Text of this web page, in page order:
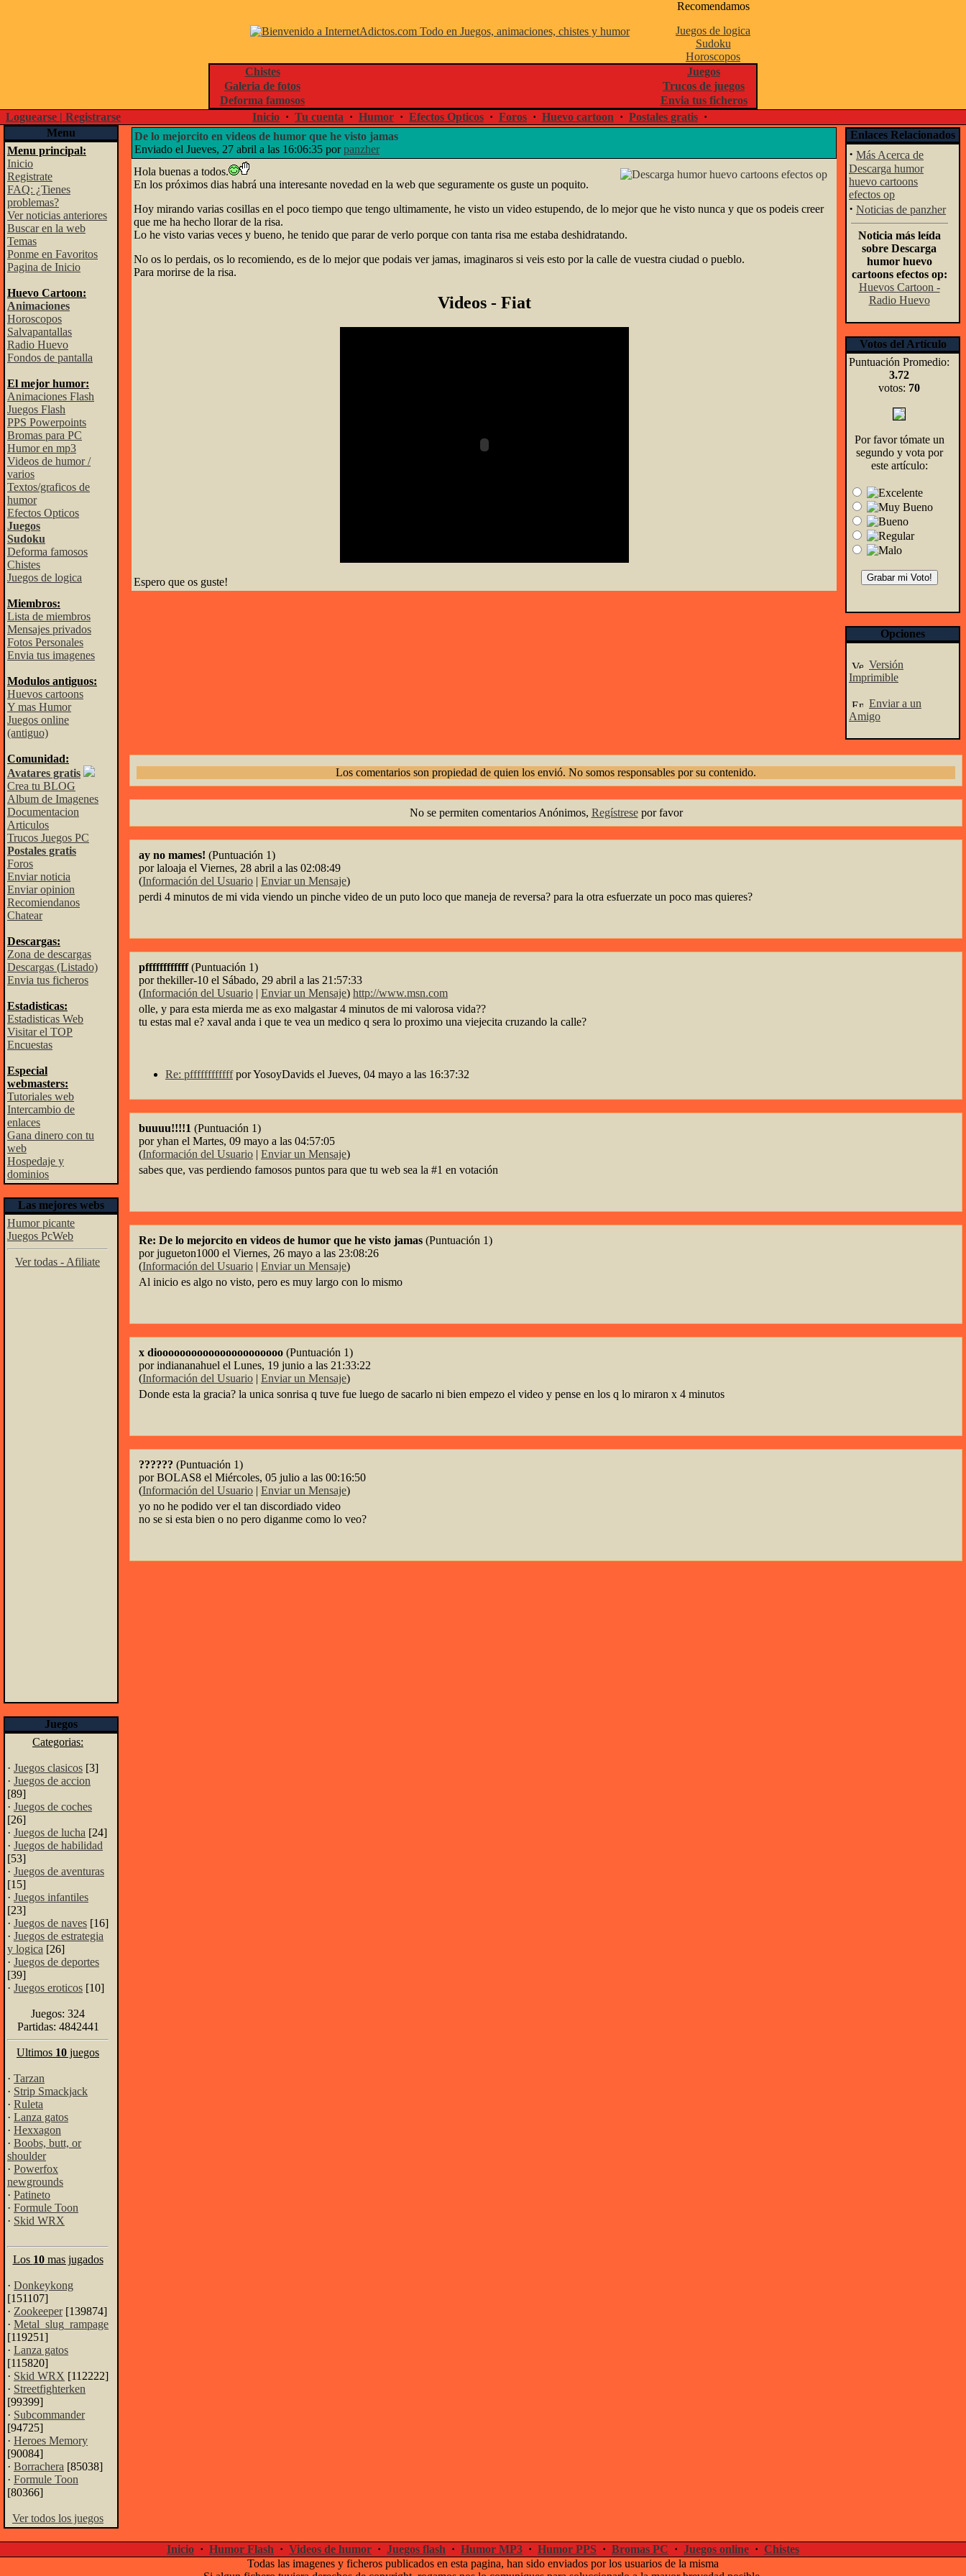
Recomendamos
Juegos de logica
Sudoku
Horoscopos
Chistes
Juegos
Galeria de fotos
Trucos de juegos
Deforma famosos
Envia tus ficheros
Loguearse | Registrarse
Inicio · Tu cuenta · Humor · Efectos Opticos · Foros · Huevo cartoon · Postales gratis ·
Menu
Menu principal:
Inicio
Registrate
FAQ: ¿Tienes
problemas?
Ver noticias anteriores
Buscar en la web
Temas
Ponme en Favoritos
Pagina de Inicio
Huevo Cartoon:
Animaciones
Horoscopos
Salvapantallas
Radio Huevo
Fondos de pantalla
El mejor humor:
Animaciones Flash
Juegos Flash
PPS Powerpoints
Bromas para PC
Humor en mp3
Videos de humor /
varios
Textos/graficos de
humor
Efectos Opticos
Juegos
Sudoku
Deforma famosos
Chistes
Juegos de logica
Miembros:
Lista de miembros
Mensajes privados
Fotos Personales
Envia tus imagenes
Modulos antiguos:
Huevos cartoons
Y mas Humor
Juegos online
(antiguo)
Comunidad:
Avatares gratis
Crea tu BLOG
Album de Imagenes
Documentacion
Articulos
Trucos Juegos PC
Postales gratis
Foros
Enviar noticia
Enviar opinion
Recomiendanos
Chatear
Descargas:
Zona de descargas
Descargas (Listado)
Envia tus ficheros
Estadisticas:
Estadisticas Web
Visitar el TOP
Encuestas
Especial
webmasters:
Tutoriales web
Intercambio de
enlaces
Gana dinero con tu
web
Hospedaje y
dominios
Las mejores webs
Humor picante
Juegos PcWeb
Ver todas - Afiliate
Juegos
Categorias:
· Juegos clasicos [3]
· Juegos de accion
[89]
· Juegos de coches
[26]
· Juegos de lucha [24]
· Juegos de habilidad
[53]
· Juegos de aventuras
[15]
· Juegos infantiles
[23]
· Juegos de naves [16]
· Juegos de estrategia
y logica [26]
· Juegos de deportes
[39]
· Juegos eroticos [10]
Juegos: 324
Partidas: 4842441
Ultimos 10 juegos
· Tarzan
· Strip Smackjack
· Ruleta
· Lanza gatos
· Hexxagon
· Boobs, butt, or
shoulder
· Powerfox
newgrounds
· Patineto
· Formule Toon
· Skid WRX
Los 10mas jugados
· Donkeykong
[151107]
· Zookeeper[139874]
· Metal_slug_rampage
[119251]
· Lanza gatos
[115820]
· Skid WRX [112222]
· Streetfighterken
[99399]
· Subcommander
[94725]
· Heroes Memory
[90084]
· Borrachera [85038]
· Formule Toon
[80366]
Ver todos los juegos
De lo mejorcito en videos de humor que he visto jamas
Enviado el Jueves, 27 abril a las 16:06:35 porpanzher
Hola buenas a todos.
En los próximos dias habrá una interesante novedad en la web que seguramente os guste un poquito.
Hoy mirando varias cosillas en el poco tiempo que tengo ultimamente, he visto un video estupendo, de lo mejor que he visto nunca y que os podeis creer
que me ha hecho llorar de la risa.
Lo he visto varias veces y bueno, he tenido que parar de verlo porque con tanta risa me estaba deshidratando.
No os lo perdais, os lo recomiendo, es de lo mejor que podais ver jamas, imaginaros si veis esto por la calle de vuestra ciudad o pueblo.
Para morirse de la risa.
Videos - Fiat
Espero que os guste!
Enlaces Relacionados
· Más Acerca de
Descarga humor
huevo cartoons
efectos op
· Noticias de panzher
Noticia más leída
sobre Descarga
humor huevo
cartoons efectos op:
Huevos Cartoon -
Radio Huevo
Votos del Artículo
Puntuación Promedio:
3.72
votos: 70
Por favor tómate un
segundo y vota por
este artículo:
Opciones
Versión
Imprimible
Enviar a un
Amigo
Los comentarios son propiedad de quien los envió. No somos responsables por su contenido.
No se permiten comentarios Anónimos, Regístresepor favor
ay no mames! (Puntuación 1)
por laloaja el Viernes, 28 abril a las 02:08:49
(Información del Usuario | Enviar un Mensaje)
perdi 4 minutos de mi vida viendo un pinche video de un puto loco que maneja de reversa? para la otra esfuerzate un poco mas quieres?
pffffffffffff (Puntuación 1)
por thekiller-10 el Sábado, 29 abril a las 21:57:33
(Información del Usuario | Enviar un Mensaje) http://www.msn.com
olle, y para esta mierda me as exo malgastar 4 minutos de mi valorosa vida??
tu estas mal e? xaval anda i que te vea un medico q sera lo proximo una viejecita cruzando la calle?
Re: pffffffffffffpor YosoyDavids el Jueves, 04 mayo a las 16:37:32
buuuu!!!!1 (Puntuación 1)
por yhan el Martes, 09 mayo a las 04:57:05
(Información del Usuario | Enviar un Mensaje)
sabes que, vas perdiendo famosos puntos para que tu web sea la #1 en votación
Re: De lo mejorcito en videos de humor que he visto jamas (Puntuación 1)
por jugueton1000 el Viernes, 26 mayo a las 23:08:26
(Información del Usuario | Enviar un Mensaje)
Al inicio es algo no visto, pero es muy largo con lo mismo
x dioooooooooooooooooooooo (Puntuación 1)
por indiananahuel el Lunes, 19 junio a las 21:33:22
(Información del Usuario | Enviar un Mensaje)
Donde esta la gracia? la unica sonrisa q tuve fue luego de sacarlo ni bien empezo el video y pense en los q lo miraron x 4 minutos
?????? (Puntuación 1)
por BOLAS8 el Miércoles, 05 julio a las 00:16:50
(Información del Usuario | Enviar un Mensaje)
yo no he podido ver el tan discordiado video
no se si esta bien o no pero diganme como lo veo?
Inicio · Humor Flash · Videos de humor · Juegos flash · Humor MP3 · Humor PPS · Bromas PC · Juegos online · Chistes
Todas las imagenes y ficheros publicados en esta pagina, han sido enviados por los usuarios de la misma